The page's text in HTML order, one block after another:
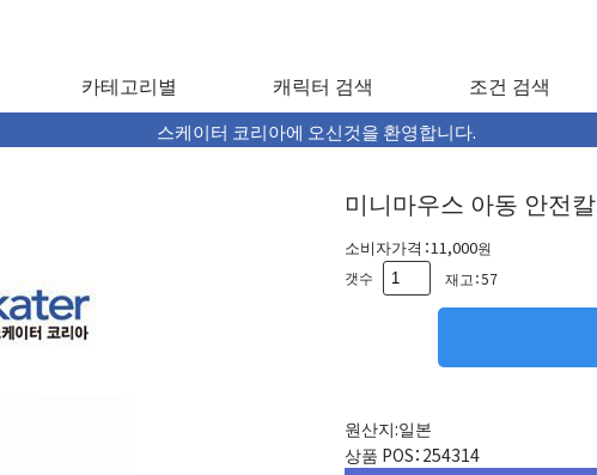
카테고리별 캐릭터 검색 조건 검색
스케이터 코리아에 오신것을 환영합니다.
미니마우스 아동 안전칼
소비자가격：11,000원
갯수
재고：57
원산지:일본
상품 POS：254314